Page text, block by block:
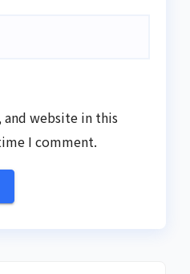
and website in this
I comment.